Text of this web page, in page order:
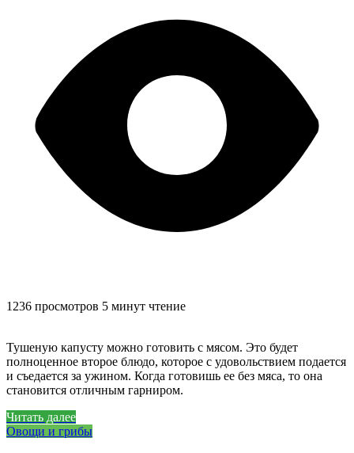
1236 просмотров 5 минут чтение
Тушеную капусту можно готовить с мясом. Это будет
полноценное второе блюдо, которое с удовольствием подается
и съедается за ужином. Когда готовишь ее без мяса, то она
становится отличным гарниром.
Читать далее
Овощи и грибы